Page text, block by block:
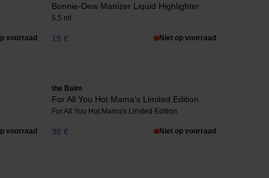
voorraad
Bonnie-Dew Manizer Liquid Highlighter
5.5 ml
19 € Niet op voorraad
voorraad
the Balm
For All You Hot Mama's Limited Edition
For All You Hot Mama's Limited Edition
38 € Niet op voorraad